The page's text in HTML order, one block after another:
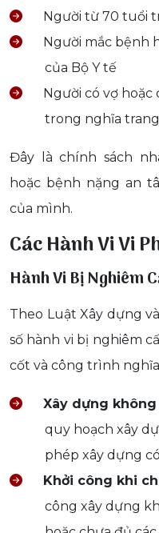
Người từ 70 tuổi
Người mắc bệnh
của Bộ Y tế
Người có vợ
trong nghĩa trang
Đây là chính sách
hoặc bệnh nặng an
của mình.
Các Hành Vi Vi
Hành Vi Bị Nghiêm
Theo Luật Xây dựng
số hành vi bị nghiêm
cốt và công trình
Xây dựng
quy hoạch xây
phép xây dựng
Khởi công khi
công xây dựng